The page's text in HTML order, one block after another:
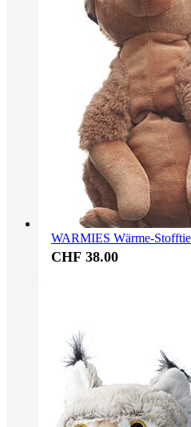
WARMIES Wärme-
CHF 38.00